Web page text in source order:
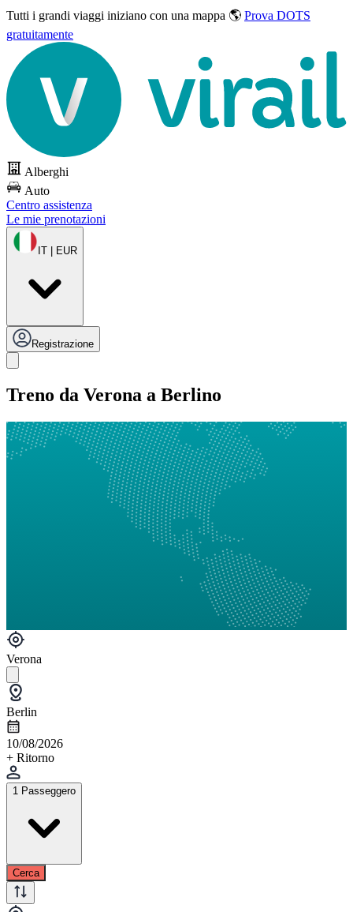
Tutti i grandi viaggi iniziano con una mappa 🌎 Prova DOTS
gratuitamente
Alberghi
Auto
Centro assistenza
Le mie prenotazioni
IT | EUR
Registrazione
Treno da Verona a Berlino
Verona
Berlin
10/08/2026
+ Ritorno
1 Passeggero
Cerca